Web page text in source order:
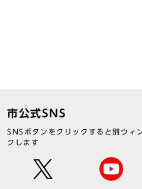
市公式SNS
SNSボタンをクリックすると別ウィ
クします